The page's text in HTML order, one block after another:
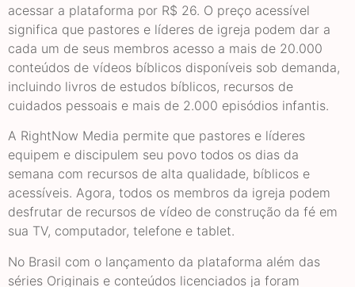
acessar a plataforma por R$ 26. O preço acessível
significa que pastores e líderes de igreja podem dar a
cada um de seus membros acesso a mais de 20.000
conteúdos de vídeos bíblicos disponíveis sob demanda,
incluindo livros de estudos bíblicos, recursos de
cuidados pessoais e mais de 2.000 episódios infantis.
A RightNow Media permite que pastores e líderes
equipem e discipulem seu povo todos os dias da
semana com recursos de alta qualidade, bíblicos e
acessíveis. Agora, todos os membros da igreja podem
desfrutar de recursos de vídeo de construção da fé em
sua TV, computador, telefone e tablet.
No Brasil com o lançamento da plataforma além das
séries Originais e conteúdos licenciados ja foram